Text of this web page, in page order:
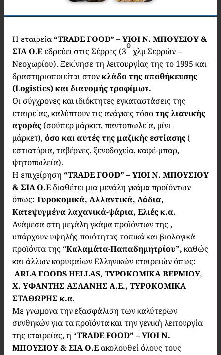
Η εταιρεία “TRADEFOOD” – ΥΙΟΙ Ν. ΜΠΟΥΣΙΟΥ &
ΣΙΑ Ο.Εεδρεύει στις Σέρρες (3
ο
χλμ Σερρών –
Νεοχωρίου). Ξεκίνησε τη λειτουργίας της το 1995 και
δραστηριοποιείται στονκλάδο της αποθήκευσης
(Logistics) και διανομής τροφίμων.
Οι σύγχρονες και ιδιόκτητες εγκαταστάσεις της
εταιρείας, καλύπτουν τις ανάγκες τόσοτης λιανικής
αγοράς (σούπερ μάρκετ, παντοπωλεία, μίνι
μάρκετ), όσο και αυτές της μαζικής εστίασης (
εστιατόρια, ταβέρνες, ξενοδοχεία, καφέ-μπαρ,
ψητοπωλεία).
Η επιχείρηση “TRADEFOOD” – ΥΙΟΙ Ν. ΜΠΟΥΣΙΟΥ
& ΣΙΑ Ο.Εδιαθέτει μια μεγάλη γκάμα προϊόντων
όπως: Τυροκομικά, Αλλαντικά, Λάδια,
Κατεψυγμένα λαχανικά-ψάρια, Ελιές κ.α.
Ανάμεσα στη μεγάλη γκάμα προϊόντων της ,
υπάρχουν υψηλής ποιότητας τοπικά και βιολογικά
προϊόντα της “Καλαμάτα-Παπαδημητρίου”, καθώς
και άλλων κορυφαίων Ελληνικών εταιρειών όπως:
ARLA FOODS HELLAS, ΤΥΡΟΚΟΜΙΚΑ ΒΕΡΜΙΟΥ,
Χ. ΥΦΑΝΤΗΣ ΑΣΛΑΝΗΣ Α.Ε., ΤΥΡΟΚΟΜΙΚΑ
ΣΤΑΘΩΡΗΣ κ.α.
Με γνώμονα την εξασφάλιση των καλύτερων
συνθηκών για τα προϊόντα και την γενική λειτουργία
της εταιρείας, η “TRADEFOOD” – ΥΙΟΙ Ν.
ΜΠΟΥΣΙΟΥ & ΣΙΑ Ο.Εακολουθεί όλους τους